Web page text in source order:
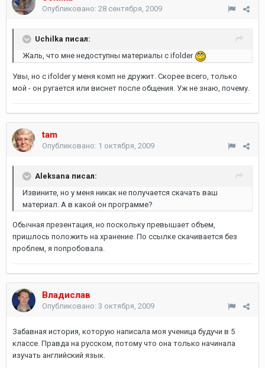
Опубликовано: 28 сентября, 2009
Uchilka писал:
Жаль, что мне недоступны материалы с ifolder
Увы, но с ifolder у меня комп не дружит. Скорее всего, только
мой - он ругается или виснет после общения. Уж не знаю, почему.
tam
Опубликовано: 1 октября, 2009
Aleksana писал:
Извините, но у меня никак не получается скачать ваш
материал. А в какой он программе?
Обычная презентация, но поскольку превышает объем,
пришлось положить на хранение. По ссылке скачивается без
проблем, я попробовала.
Владислав
Опубликовано: 3 октября, 2009
Забавная история, которую написала моя ученица будучи в 5
классе. Правда на русском, потому что она только начинала
изучать английский язык.